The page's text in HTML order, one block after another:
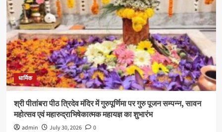
धार्मिक
श्री पीतांबरा पीठ त्रिदेव मंदिर में गुरुपूर्णिमा पर गुरु पूजन सम्पन्न, सावन
महोत्सव एवं महारुद्राभिषेकात्मक महायज्ञ का शुभारंभ
admin July 30, 2026 0